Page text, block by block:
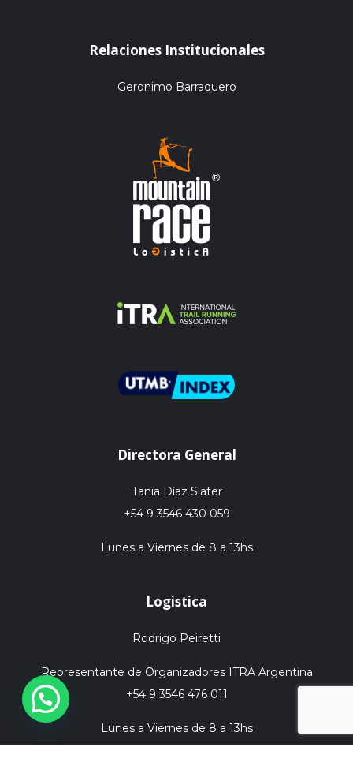
Relaciones Institucionales
Geronimo Barraquero
Directora General
Tania Díaz Slater
+54 9 3546 430 059
Lunes a Viernes de 8 a 13hs
Logistica
Rodrigo Peiretti
Representante de Organizadores ITRA Argentina
+54 9 3546 476 011
Lunes a Viernes de 8 a 13hs